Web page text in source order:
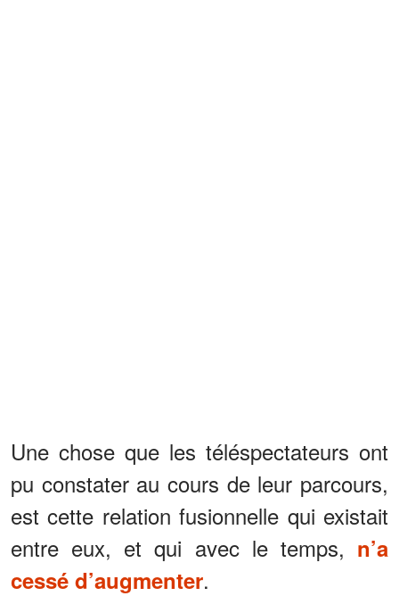
Une chose que les téléspectateurs ont
pu constater au cours de leur parcours,
est cette relation fusionnelle qui existait
entre eux, et qui avec le temps, n’a
cessé d’augmenter.